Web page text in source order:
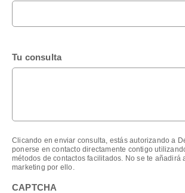
Tu consulta
Clicando en enviar consulta, estás autorizando a
ponerse en contacto directamente contigo
métodos de contactos facilitados. No se te añadirá
marketing por ello.
CAPTCHA